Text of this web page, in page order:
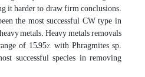
it harder to draw firm conclusions.
the most successful CW type in
metals. Heavy metals removals
of 15–95%, with Phragmites sp.
successful species in removing